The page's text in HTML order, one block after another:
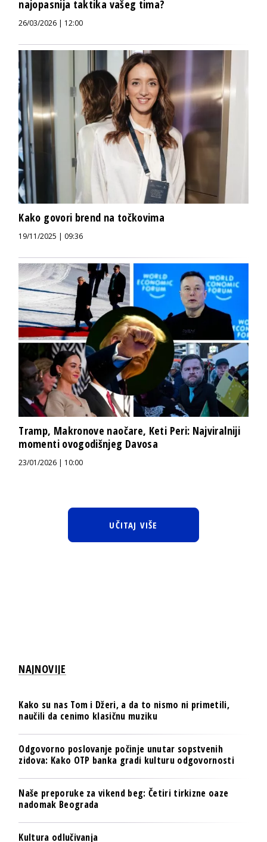
najopasnija taktika vašeg tima?
26/03/2026 | 12:00
Kako govori brend na točkovima
19/11/2025 | 09:36
Tramp, Makronove naočare, Keti Peri: Najviralniji
momenti ovogodišnjeg Davosa
23/01/2026 | 10:00
UČITAJ VIŠE
NAJNOVIJE
Kako su nas Tom i Džeri, a da to nismo ni primetili,
naučili da cenimo klasičnu muziku
Odgovorno poslovanje počinje unutar sopstvenih
zidova: Kako OTP banka gradi kulturu odgovornosti
Naše preporuke za vikend beg: Četiri tirkizne oaze
nadomak Beograda
Kultura odlučivanja